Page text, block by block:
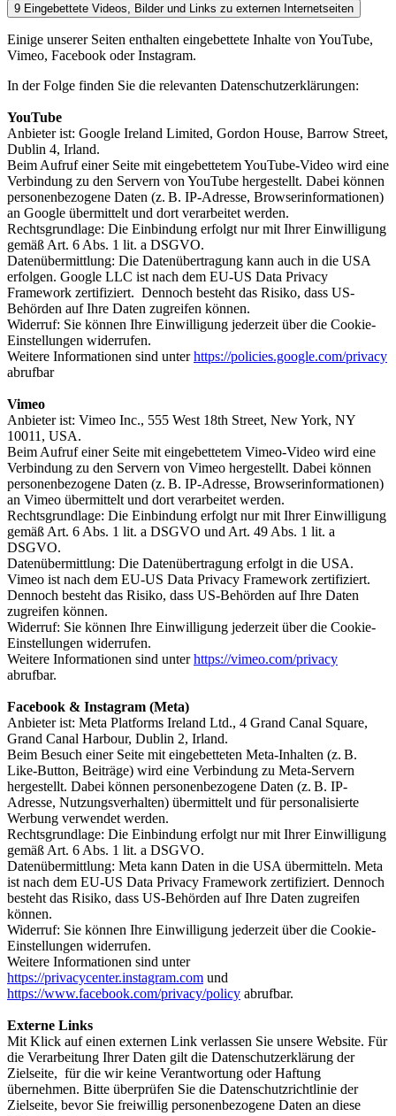
9 Eingebettete Videos, Bilder und Links zu externen Internetseiten
Einige unserer Seiten enthalten eingebettete Inhalte von YouTube,
Vimeo, Facebook oder Instagram.
In der Folge finden Sie die relevanten Datenschutzerklärungen:
YouTube
Anbieter ist: Google Ireland Limited, Gordon House, Barrow Street,
Dublin 4, Irland.
Beim Aufruf einer Seite mit eingebettetem YouTube-Video wird eine
Verbindung zu den Servern von YouTube hergestellt. Dabei können
personenbezogene Daten (z. B. IP-Adresse, Browserinformationen)
an Google übermittelt und dort verarbeitet werden.
Rechtsgrundlage: Die Einbindung erfolgt nur mit Ihrer Einwilligung
gemäß Art. 6 Abs. 1 lit. a DSGVO.
Datenübermittlung: Die Datenübertragung kann auch in die USA
erfolgen. Google LLC ist nach dem EU-US Data Privacy
Framework zertifiziert. Dennoch besteht das Risiko, dass US-
Behörden auf Ihre Daten zugreifen können.
Widerruf: Sie können Ihre Einwilligung jederzeit über die Cookie-
Einstellungen widerrufen.
Weitere Informationen sind unterhttps://policies.google.com/privacy
abrufbar
Vimeo
Anbieter ist: Vimeo Inc., 555 West 18th Street, New York, NY
10011, USA.
Beim Aufruf einer Seite mit eingebettetem Vimeo-Video wird eine
Verbindung zu den Servern von Vimeo hergestellt. Dabei können
personenbezogene Daten (z. B. IP-Adresse, Browserinformationen)
an Vimeo übermittelt und dort verarbeitet werden.
Rechtsgrundlage: Die Einbindung erfolgt nur mit Ihrer Einwilligung
gemäß Art. 6 Abs. 1 lit. a DSGVO und Art. 49 Abs. 1 lit. a
DSGVO.
Datenübermittlung: Die Datenübertragung erfolgt in die USA.
Vimeo ist nach dem EU-US Data Privacy Framework zertifiziert.
Dennoch besteht das Risiko, dass US-Behörden auf Ihre Daten
zugreifen können.
Widerruf: Sie können Ihre Einwilligung jederzeit über die Cookie-
Einstellungen widerrufen.
Weitere Informationen sind unterhttps://vimeo.com/privacy
abrufbar.
Facebook & Instagram (Meta)
Anbieter ist: Meta Platforms Ireland Ltd., 4 Grand Canal Square,
Grand Canal Harbour, Dublin 2, Irland.
Beim Besuch einer Seite mit eingebetteten Meta-Inhalten (z. B.
Like-Button, Beiträge) wird eine Verbindung zu Meta-Servern
hergestellt. Dabei können personenbezogene Daten (z. B. IP-
Adresse, Nutzungsverhalten) übermittelt und für personalisierte
Werbung verwendet werden.
Rechtsgrundlage: Die Einbindung erfolgt nur mit Ihrer Einwilligung
gemäß Art. 6 Abs. 1 lit. a DSGVO.
Datenübermittlung: Meta kann Daten in die USA übermitteln. Meta
ist nach dem EU-US Data Privacy Framework zertifiziert. Dennoch
besteht das Risiko, dass US-Behörden auf Ihre Daten zugreifen
können.
Widerruf: Sie können Ihre Einwilligung jederzeit über die Cookie-
Einstellungen widerrufen.
Weitere Informationen sind unter
https://privacycenter.instagram.com und
https://www.facebook.com/privacy/policy abrufbar.
Externe Links
Mit Klick auf einen externen Link verlassen Sie unsere Website. Für
die Verarbeitung Ihrer Daten gilt die Datenschutzerklärung der
Zielseite, für die wir keine Verantwortung oder Haftung
übernehmen. Bitte überprüfen Sie die Datenschutzrichtlinie der
Zielseite, bevor Sie freiwillig personenbezogene Daten an diese